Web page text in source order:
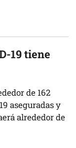
19 tiene
de 162
aseguradas y
alrededor de